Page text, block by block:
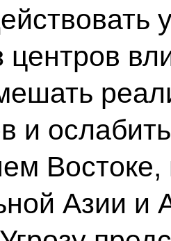
центров
и
Востоке,
Азии и